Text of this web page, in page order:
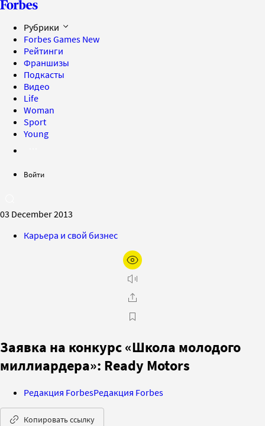
Рубрики
Forbes Games New
Рейтинги
Франшизы
Подкасты
Видео
Life
Woman
Sport
Young
Войти
03 December 2013
Карьера и свой бизнес
Заявка на конкурс «Школа молодого
миллиардера»: Ready Motors
Редакция ForbesРедакция Forbes
Копировать ссылку